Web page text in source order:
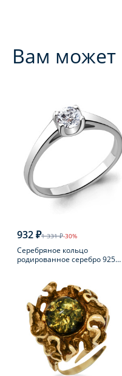
Вам может
932 ₽1 331 ₽-30%
Серебряное кольцо
родированное серебро 925